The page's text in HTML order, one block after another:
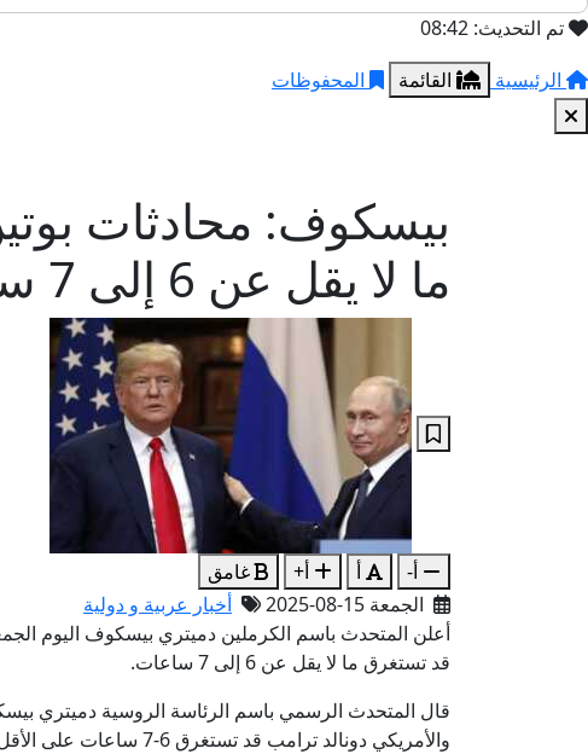
تم التحديث: 08:42
الرئيسية
القائمة المحفوظات
بيسكوف: محادثات
ما لا يقل عن 6 إلى 7 ساعات
أ- أ أ+
غامق
الجمعة 15-08-2025
أخبار عربية و دولية
أعلن المتحدث باسم الكرملين دميتري بيسكوف اليوم
قد تستغرق ما لا يقل عن 6 إلى 7 ساعات.
قال المتحدث الرسمي باسم الرئاسة الروسية دميتري
والأمريكي دونالد ترامب قد تستغرق 6-7 ساعات على الأقل.